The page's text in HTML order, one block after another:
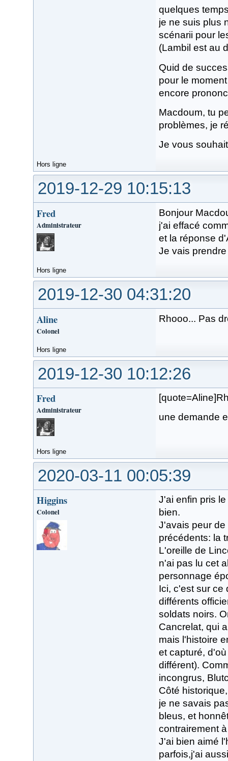
quelques
je ne suis plus
scénarii pour
(Lambil est au
Quid de
pour le
encore
Macdoum, tu
problèmes, je
Je vous
Hors ligne
2019-12-29 10:15:13
Fred
Administrateur
Bonjour
j'ai effacé
et la réponse
Je vais
Hors ligne
2019-12-30 04:31:20
Aline
Colonel
Rhooo... Pas
Hors ligne
2019-12-30 10:12:26
Fred
Administrateur
une demande
Hors ligne
2020-03-11 00:05:39
Higgins
Colonel
J'ai enfin pris
bien.
J'avais peur
précédents: la
L'oreille de
n'ai pas lu cet
personnage
Ici, c'est sur ce
différents
soldats noirs.
Cancrelat, qui
mais l'histoire
et capturé,
différent).
incongrus,
Côté
je ne savais
bleus, et
contrairement
J'ai bien aimé
parfois,j'ai